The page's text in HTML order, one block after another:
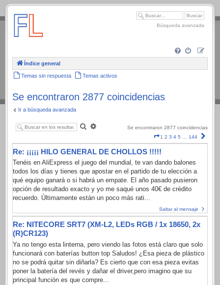
.
Búsqueda avanzada
Índice general
Temas sin respuesta Temas activos
Se encontraron 2877 coincidencias
Ir a búsqueda avanzada
Buscar
Se encontraron 2877 coincidencias
Página
1
de
1 2 3 4 5 144
Re: ¡¡¡¡¡ HILO GENERAL DE CHOLLOS !!!!!
Tenéis en AliExpress el juego del mundial, te van dando balones
todos los días y tienes que apostar en el partido de tu elección a
qué equipo ganará o si habrá un empate. El año pasado pusieron
opción de resultado exacto y yo me saqué unos 40€ de crédito
recuerdo. Últimamente están un poco más rati...
Saltar al mensaje
Re: NITECORE SRT7 (XM-L2, LEDs RGB / 1x 18650, 2x
(R)CR123)
Ya no tengo esta linterna, pero viendo las fotos está claro que solo
funcionará con baterías button top Saludos! ¿Esa pieza de plástico
no se podrá quitar sin diñarla? Es cierto que con esa pieza evitas
poner la batería del revés y dañar el driver,pero imagino que su
principal función es que compre...